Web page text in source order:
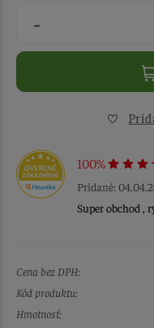
-
100%
Pridané:
Super obchod ,
Cena bez DPH:
Kód produktu:
Hmotnosť: